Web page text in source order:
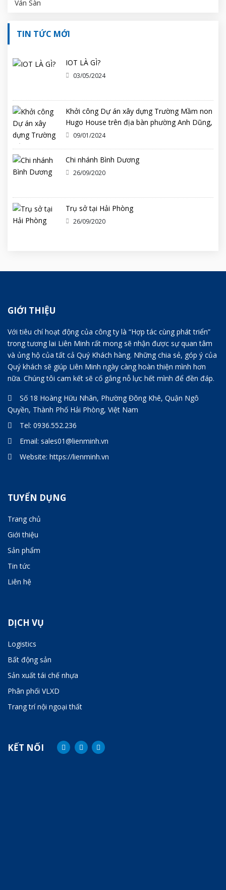
Ván Sàn
TIN TỨC MỚI
IOT LÀ GÌ?
03/05/2024
Khởi công Dự án xây dựng Trường Mầm non
Hugo House trên địa bàn phường Anh Dũng,
quận Dương Kinh
09/01/2024
Chi nhánh Bình Dương
26/09/2020
Trụ sở tại Hải Phòng
26/09/2020
GIỚI THIỆU
Với tiêu chí hoạt động của công ty là “Hợp tác cùng phát triển”
trong tương lai Liên Minh rất mong sẽ nhận được sự quan tâm
và ủng hộ của tất cả Quý Khách hàng. Những chia sẻ, góp ý của
Quý khách sẽ giúp Liên Minh ngày càng hoàn thiện mình hơn
nữa. Chúng tôi cam kết sẽ cố gắng nỗ lực hết mình để đền đáp.
Số 18 Hoàng Hữu Nhân, Phường Đông Khê, Quận Ngô
Quyền, Thành Phố Hải Phòng, Việt Nam
Tel: 0936.552.236
Email: sales01@lienminh.vn
Website: https://lienminh.vn
TUYỂN DỤNG
Trang chủ
Giới thiệu
Sản phẩm
Tin tức
Liên hệ
DỊCH VỤ
Logistics
Bất động sản
Sản xuất tái chế nhựa
Phân phối VLXD
Trang trí nội ngoại thất
KẾT NỐI